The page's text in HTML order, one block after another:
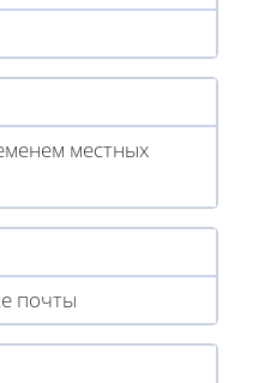
местных
почты